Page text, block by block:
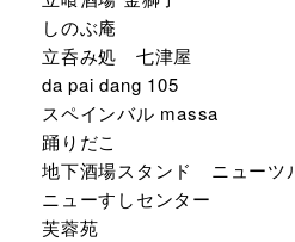
しのぶ庵
立呑み処 七津屋
da pai dang 105
スペインバル massa
踊りだこ
地下酒場スタンド ニューツ
ニューすしセンター
芙蓉苑